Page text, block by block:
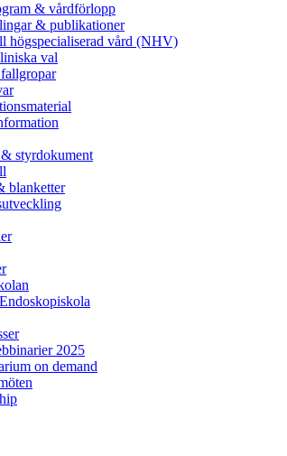
& vårdförlopp
& publikationer
högspecialiserad vård (NHV)
val
& styrdokument
blanketter
2025
on demand